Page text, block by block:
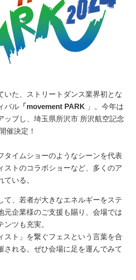
いた、ストリートダンス業界初とな
バル 「movement PARK 」。今年は
ップし、埼玉県所沢市 所沢航空記念
催決定！
タイムショーのようなシーンを代表
ストのコラボショーなど、多くのア
ている。
て、若者が大きなエネルギーをステ
元企業様のご支援も賜り、会場では
ツも充実。
スト」を繋ぐフェスという言葉を合
される。ぜひ会場に足を運んでみて